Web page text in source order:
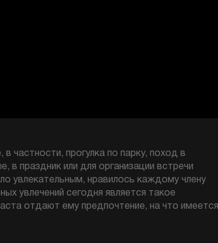
частности, прогулка по парку, поход в
в праздник или для организации встречи
увлекательным, нравилось каждому члену
увлечений сегодня является такое
отдают ему предпочтение, на что имеется